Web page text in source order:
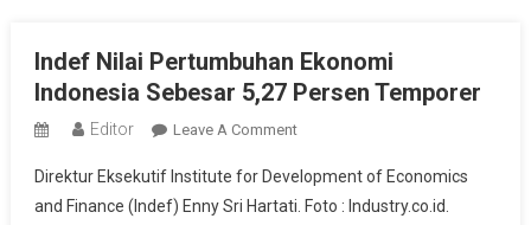
Indef Nilai Pertumbuhan Ekonomi
Indonesia Sebesar 5,27 Persen Temporer
Editor Leave A CommentOn
Nilai
Pertumbuhan
Direktur Eksekutif Institute for Development of Economics
and Finance (Indef) Enny Sri Hartati. Foto : Industry.co.id.